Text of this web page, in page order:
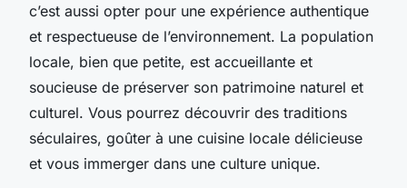
c’est aussi opter pour une expérience authentique
et respectueuse de l’environnement. La population
locale, bien que petite, est accueillante et
soucieuse de préserver son patrimoine naturel et
culturel. Vous pourrez découvrir des traditions
séculaires, goûter à une cuisine locale délicieuse
et vous immerger dans une culture unique.